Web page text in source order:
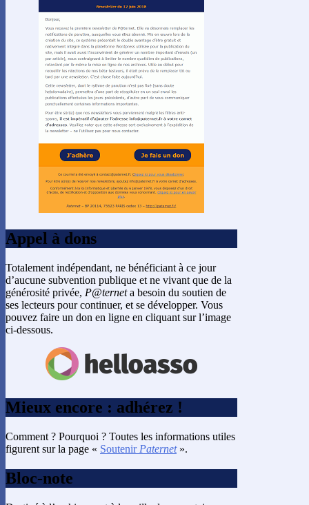
Appel à dons
Totalement indépendant, ne bénéficiant à ce jour
d’aucune subvention publique et ne vivant que de la
générosité privée, P@terneta besoin du soutien de
ses lecteurs pour continuer, et se développer. Vous
pouvez faire un don en ligne en cliquant sur l’image
ci-dessous.
Mieux encore : adhérez !
Comment ? Pourquoi ? Toutes les informations utiles
figurent sur la page « Soutenir Paternet».
Bloc-note